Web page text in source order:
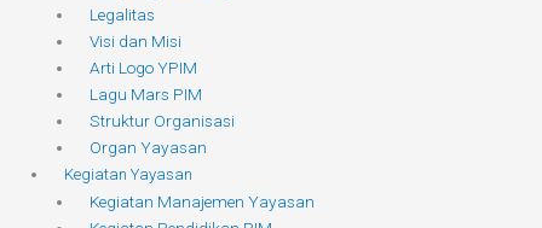
Legalitas
Visi dan Misi
Arti Logo YPIM
Lagu Mars PIM
Struktur Organisasi
Organ Yayasan
Kegiatan Yayasan
Kegiatan Manajemen Yayasan